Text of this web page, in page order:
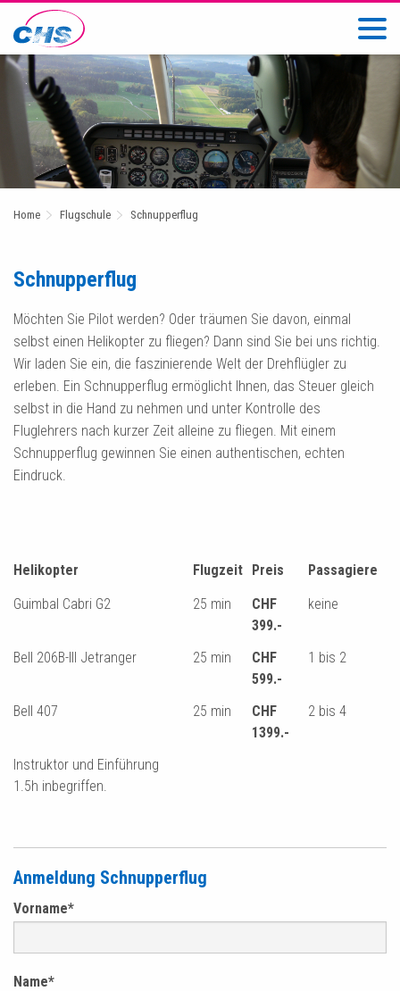
Home Flugschule Schnupperflug
Schnupperflug
Möchten Sie Pilot werden? Oder träumen Sie davon, einmal
selbst einen Helikopter zu fliegen? Dann sind Sie bei uns richtig.
Wir laden Sie ein, die faszinierende Welt der Drehflügler zu
erleben. Ein Schnupperflug ermöglicht Ihnen, das Steuer gleich
selbst in die Hand zu nehmen und unter Kontrolle des
Fluglehrers nach kurzer Zeit alleine zu fliegen. Mit einem
Schnupperflug gewinnen Sie einen authentischen, echten
Eindruck.
Helikopter Flugzeit Preis
Passagiere
Guimbal Cabri G2
25 min
CHF
399.-
keine
Bell 206B-III Jetranger 25 min
CHF
599.-
1 bis 2
Bell 407 25 min
CHF
1399.-
2 bis 4
Instruktor und Einführung
1.5h inbegriffen.
Anmeldung Schnupperflug
Vorname*
Name*